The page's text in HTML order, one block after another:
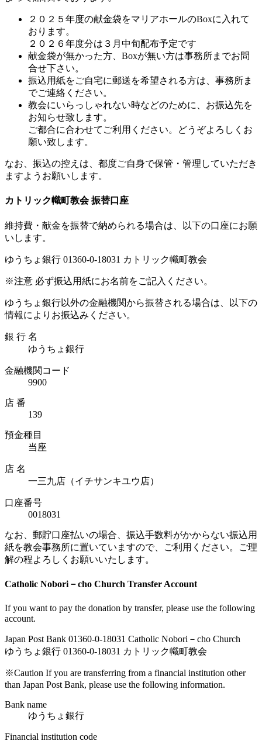
２０２５年度の献金袋をマリアホールのBoxに入れて
おります。
２０２６年度分は３月中旬配布予定です
献金袋が無かった方、Boxが無い方は事務所までお問
合せ下さい。
振込用紙をご自宅に郵送を希望される方は、事務所ま
でご連絡ください。
教会にいらっしゃれない時などのために、お振込先を
お知らせ致します。
ご都合に合わせてご利用ください。どうぞよろしくお
願い致します。
なお、振込の控えは、都度ご自身で保管・管理していただき
ますようお願いします。
カトリック幟町教会 振替口座
維持費・献金を振替で納められる場合は、以下の口座にお願
いします。
ゆうちょ銀行 01360-0-18031 カトリック幟町教会
※注意 必ず振込用紙にお名前をご記入ください。
ゆうちょ銀行以外の金融機関から振替される場合は、以下の
情報によりお振込みください。
銀 行 名
ゆうちょ銀行
金融機関コード
9900
店 番
139
預金種目
当座
店 名
一三九店（イチサンキユウ店）
口座番号
0018031
なお、郵貯口座払いの場合、振込手数料がかからない振込用
紙を教会事務所に置いていますので、ご利用ください。ご理
解の程よろしくお願いいたします。
Catholic Nobori－cho Church Transfer Account
If you want to pay the donation by transfer, please use the following
account.
Japan Post Bank 01360-0-18031 Catholic Nobori－cho Church
ゆうちょ銀行 01360-0-18031 カトリック幟町教会
※Caution If you are transferring from a financial institution other
than Japan Post Bank, please use the following information.
Bank name
ゆうちょ銀行
Financial institution code